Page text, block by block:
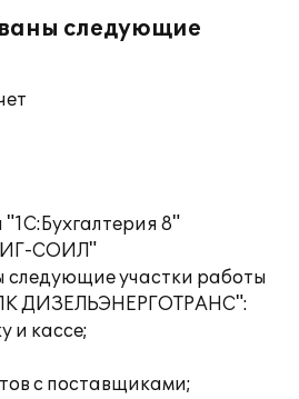
следующие
8"
СОИЛ"
участки работы
ДИЗЕЛЬЭНЕРГОТРАНС":
и кассе;
с поставщиками;